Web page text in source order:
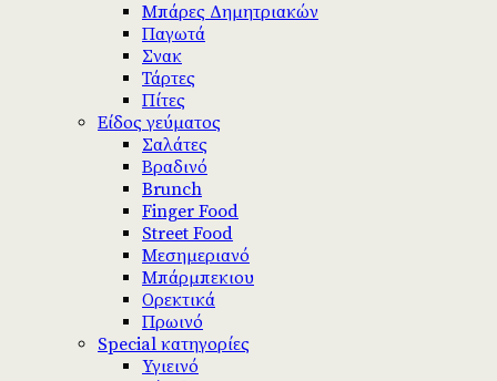
Μπάρες Δημητριακών
Παγωτά
Σνακ
Τάρτες
Πίτες
Είδος γεύματος
Σαλάτες
Βραδινό
Brunch
Finger Food
Street Food
Μεσημεριανό
Μπάρμπεκιου
Ορεκτικά
Πρωινό
Special κατηγορίες
Υγιεινό